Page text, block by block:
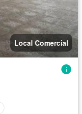
Local Comercial